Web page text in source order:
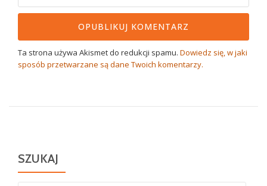
Ta strona używa Akismet do redukcji spamu. Dowiedz się, w jaki
sposób przetwarzane są dane Twoich komentarzy.
SZUKAJ